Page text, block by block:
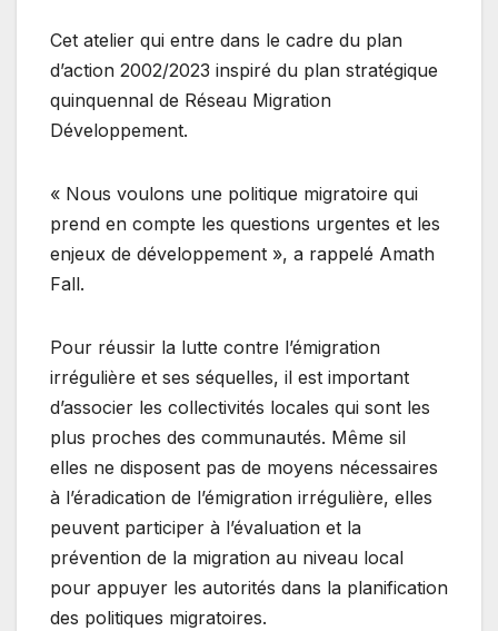
Cet atelier qui entre dans le cadre du plan
d’action 2002/2023 inspiré du plan stratégique
quinquennal de Réseau Migration
Développement.
« Nous voulons une politique migratoire qui
prend en compte les questions urgentes et les
enjeux de développement », a rappelé Amath
Fall.
Pour réussir la lutte contre l’émigration
irrégulière et ses séquelles, il est important
d’associer les collectivités locales qui sont les
plus proches des communautés. Même sil
elles ne disposent pas de moyens nécessaires
à l’éradication de l’émigration irrégulière, elles
peuvent participer à l’évaluation et la
prévention de la migration au niveau local
pour appuyer les autorités dans la planification
des politiques migratoires.